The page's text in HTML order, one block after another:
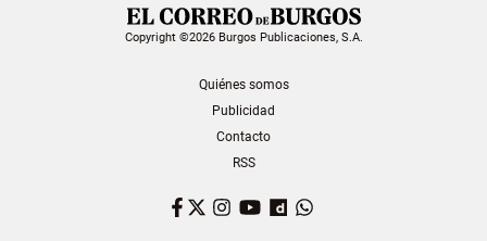
Copyright ©2026 Burgos Publicaciones, S.A.
Quiénes somos
Publicidad
Contacto
RSS
Facebook
TwitterInstagram
YouTubeDailymotion